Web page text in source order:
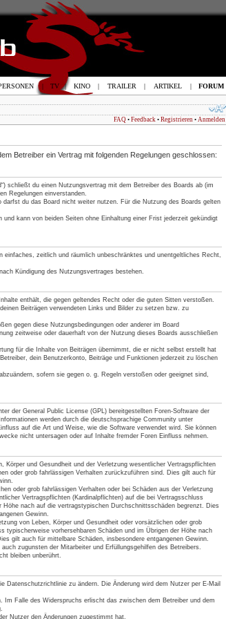
FAQ • Feedback • Registrieren • Anmelden
Betreiber ein Vertrag mit folgenden Regelungen geschlossen:
schließt du einen Nutzungsvertrag mit dem Betreiber des Boards ab (im
Regelungen einverstanden.
du das Board nicht weiter nutzen. Für die Nutzung des Boards gelten
kann von beiden Seiten ohne Einhaltung einer Frist jederzeit gekündigt
zeitlich und räumlich unbeschränktes und unentgeltliches Recht,
Kündigung des Nutzungsvertrages bestehen.
enthält, die gegen geltendes Recht oder die guten Sitten verstoßen.
Beiträgen verwendeten Links und Bilder zu setzen bzw. zu
gegen diese Nutzungsbedingungen oder anderer im Board
zeitweise oder dauerhaft von der Nutzung dieses Boards ausschließen
für die Inhalte von Beiträgen übernimmt, die er nicht selbst erstellt hat
dein Benutzerkonto, Beiträge und Funktionen jederzeit zu löschen
sofern sie gegen o. g. Regeln verstoßen oder geeignet sind,
der General Public License (GPL) bereitgestellten Foren-Software der
werden durch die deutschsprachige Community unter
auf die Art und Weise, wie die Software verwendet wird. Sie können
nicht untersagen oder auf Inhalte fremder Foren Einfluss nehmen.
Körper und Gesundheit und der Verletzung wesentlicher Vertragspflichten
oder grob fahrlässigen Verhalten zurückzuführen sind. Dies gilt auch für
oder grob fahrlässigen Verhalten oder bei Schäden aus der Verletzung
Vertragspflichten (Kardinalpflichten) auf die bei Vertragsschluss
nach auf die vertragstypischen Durchschnittsschäden begrenzt. Dies
Gewinn.
von Leben, Körper und Gesundheit oder vorsätzlichen oder grob
typischerweise vorhersehbaren Schäden und im Übrigen der Höhe nach
gilt auch für mittelbare Schäden, insbesondere entgangenen Gewinn.
zugunsten der Mitarbeiter und Erfüllungsgehilfen des Betreibers.
bleiben unberührt.
Datenschutzrichtlinie zu ändern. Die Änderung wird dem Nutzer per E-Mail
Im Falle des Widerspruchs erlischt das zwischen dem Betreiber und dem
Nutzer den Änderungen zugestimmt hat.
| TV | KINO | TRAILER | ARTIKEL | FORUM